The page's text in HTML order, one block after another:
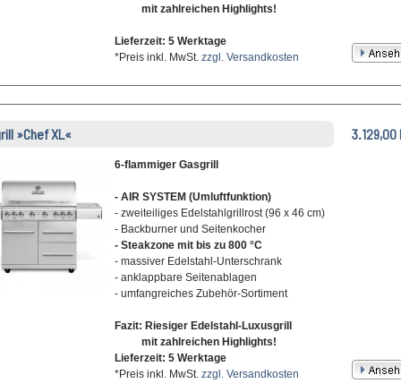
mit zahlreichen Highlights!
Lieferzeit: 5 Werktage
*Preis inkl. MwSt. zzgl. Versandkosten
»Chef XL« 3.129,00
6-flammiger Gasgrill
- AIR SYSTEM (Umluftfunktion)
- zweiteiliges Edelstahlgrillrost (96 x 46 cm)
- Backburner und Seitenkocher
- Steakzone mit bis zu 800 °C
- massiver Edelstahl-Unterschrank
- anklappbare Seitenablagen
- umfangreiches Zubehör-Sortiment
Fazit: Riesiger Edelstahl-Luxusgrill
mit zahlreichen Highlights!
Lieferzeit: 5 Werktage
*Preis inkl. MwSt. zzgl. Versandkosten